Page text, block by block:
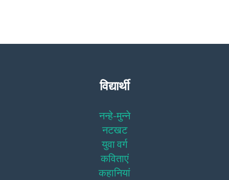
विद्यार्थी
नन्हे-मुन्ने
नटखट
युवा वर्ग
कविताएं
कहानियां